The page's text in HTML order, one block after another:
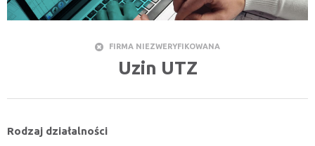
FIRMA NIEZWERYFIKOWANA
Uzin UTZ
Rodzaj działalności